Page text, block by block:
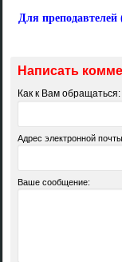
Для преподавтелей
Написать
Как к Вам обращаться:
Адрес электронной
Ваше сообщение: